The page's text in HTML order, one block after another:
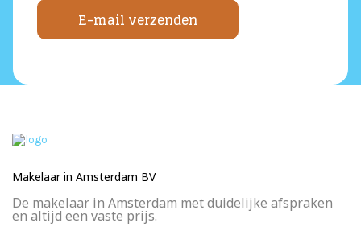
E-mail verzenden
Makelaar in Amsterdam BV
De makelaar in Amsterdam met duidelijke afspraken
en altijd een vaste prijs.